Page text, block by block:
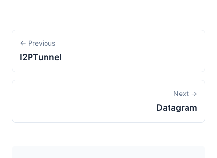
← Previous
I2PTunnel
Next →
Datagram